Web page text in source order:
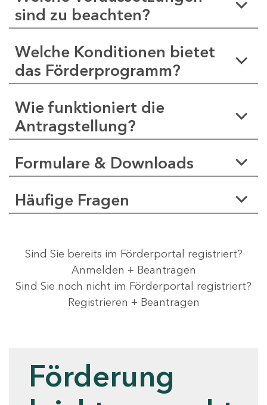
sind zu beachten?
Welche Konditionen bietet
das Förderprogramm?
Wie funktioniert die
Antragstellung?
Formulare & Downloads
Häufige Fragen
Sind Sie bereits im Förderportal registriert?
Anmelden + Beantragen
Sind Sie noch nicht im Förderportal registriert?
Registrieren + Beantragen
Förderung